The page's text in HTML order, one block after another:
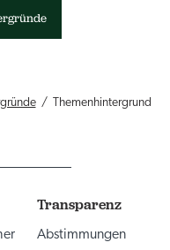
Themenhintergrund
Transparenz
Abstimmungen